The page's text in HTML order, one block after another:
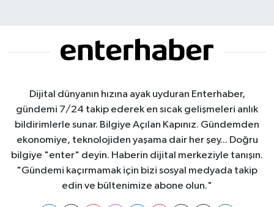
Dijital dünyanın hızına ayak uyduran Enterhaber,
gündemi 7/24 takip ederek en sıcak gelişmeleri anlık
bildirimlerle sunar. Bilgiye Açılan Kapınız. Gündemden
ekonomiye, teknolojiden yaşama dair her şey... Doğru
bilgiye "enter" deyin. Haberin dijital merkeziyle tanışın.
"Gündemi kaçırmamak için bizi sosyal medyada takip
edin ve bültenimize abone olun."